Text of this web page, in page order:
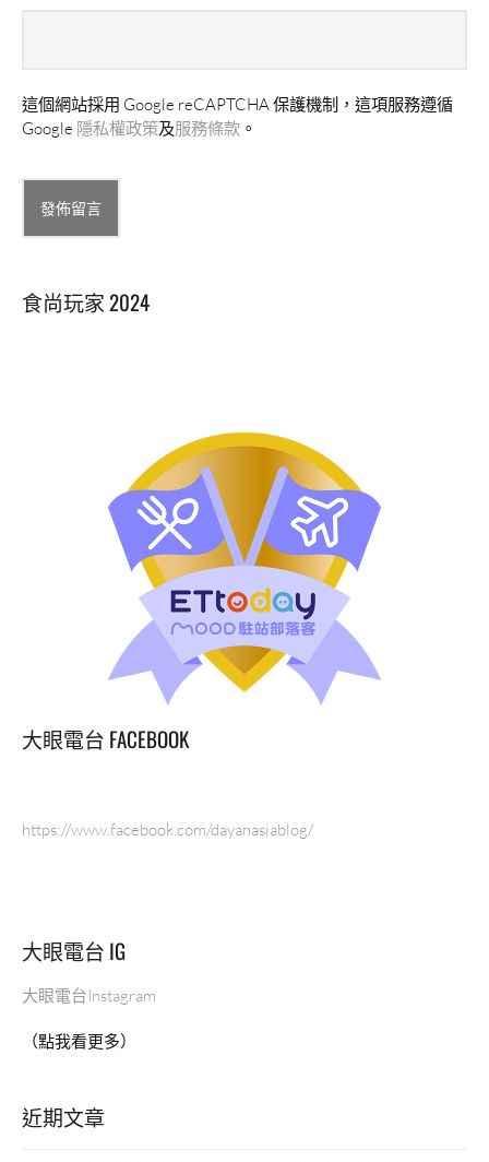
這個網站採用 Google reCAPTCHA 保護機制，這項服務遵循
Google 隱私權政策及服務條款 。
食尚玩家 2024
大眼電台 FACEBOOK
https://www.facebook.com/dayanasiablog/
大眼電台 IG
大眼電台Instagram
（點我看更多）
近期文章